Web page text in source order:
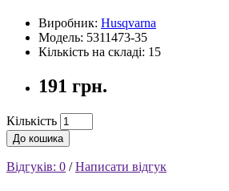
Виробник: Husqvarna
Модель: 5311473-35
Кількість на складі: 15
191 грн.
Кількість
До кошика
Відгуків: 0 /Написати відгук